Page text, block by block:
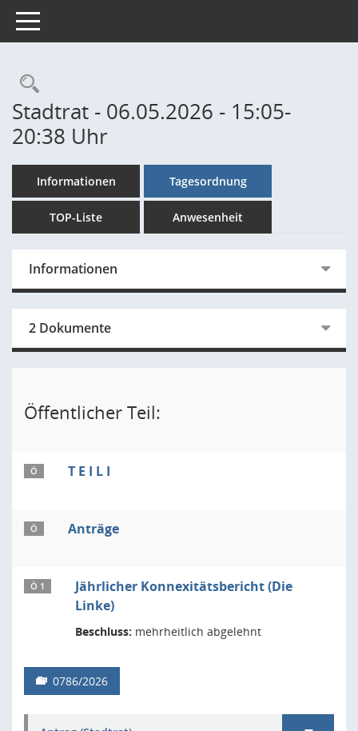
Toggle navigation
Rechercheauswahl
Stadtrat - 06.05.2026 - 15:05-
20:38 Uhr
Informationen Tagesordnung
TOP-Liste Anwesenheit
Informationen
2 Dokumente
Öffentlicher Teil:
Ö T E I L I
Ö Anträge
Ö 1
Jährlicher Konnexitätsbericht (Die
Linke)
Beschluss: mehrheitlich abgelehnt
0786/2026